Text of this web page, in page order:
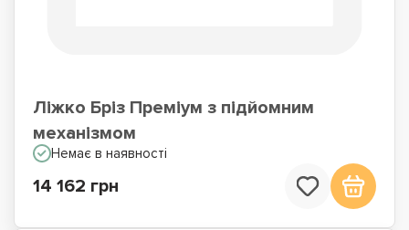
Ліжко Бріз Преміум з підйомним
механізмом
Немає в наявності
14 162 грн